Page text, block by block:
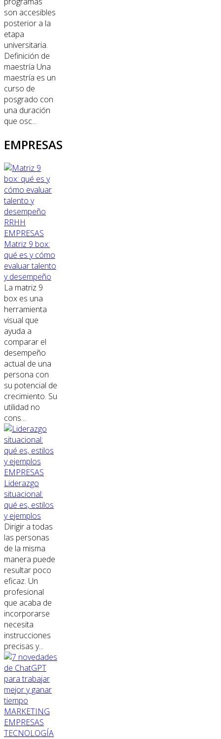
son accesibles
posterior a la
etapa
universitaria.
Definición de
maestría Una
maestría es un
curso de
posgrado con
una duración
que osc...
EMPRESAS
RRHH
EMPRESAS
Matriz 9 box:
qué es y cómo
evaluar talento
y desempeño
La matriz 9
box es una
herramienta
visual que
ayuda a
comparar el
desempeño
actual de una
persona con
su potencial de
crecimiento. Su
utilidad no
cons...
EMPRESAS
Liderazgo
situacional:
qué es, estilos
y ejemplos
Dirigir a todas
las personas
de la misma
manera puede
resultar poco
eficaz. Un
profesional
que acaba de
incorporarse
necesita
instrucciones
precisas y...
MARKETING
EMPRESAS
TECNOLOGÍA